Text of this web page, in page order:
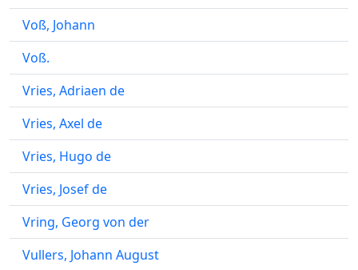
Voß, Johann
Voß.
Vries, Adriaen de
Vries, Axel de
Vries, Hugo de
Vries, Josef de
Vring, Georg von der
Vullers, Johann August